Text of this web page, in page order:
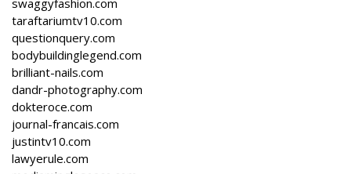
taraftariumtv10.com
questionquery.com
bodybuildinglegend.com
brilliant-nails.com
dandr-photography.com
dokteroce.com
journal-francais.com
justintv10.com
lawyerule.com